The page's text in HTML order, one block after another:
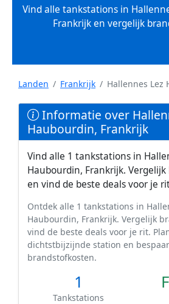
Vind alle tankstations in
Frankrijk en vergelijk
Landen Frankrijk Hallennes Lez
Informatie over
Haubourdin, Frankrijk
Vind alle 1 tankstations in
Haubourdin, Frankrijk.
en vind de beste deals voor je
Ontdek alle 1 tankstations in
Haubourdin, Frankrijk. Vergelijk
vind de beste deals voor je rit.
dichtstbijzijnde station en
brandstofkosten.
1
Tankstations